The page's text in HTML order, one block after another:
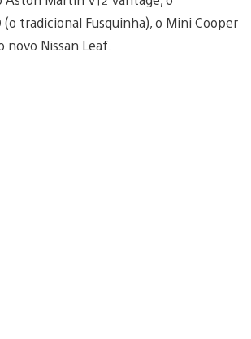
(o tradicional Fusquinha), o Mini Cooper
novo Nissan Leaf.